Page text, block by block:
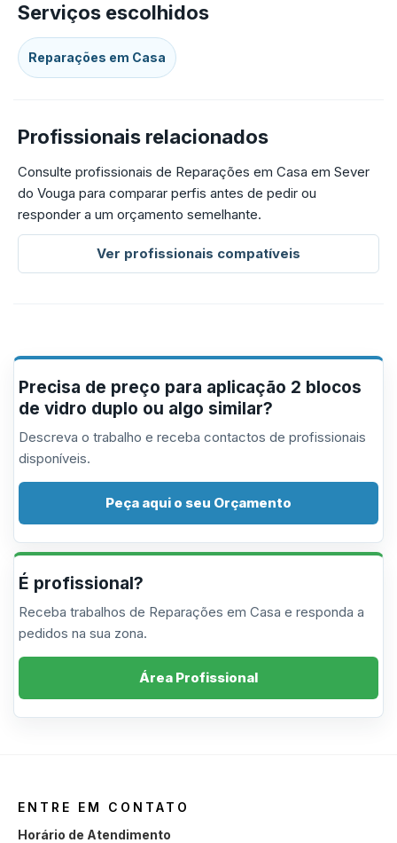
Serviços escolhidos
Reparações em Casa
Profissionais relacionados
Consulte profissionais de Reparações em Casa em Sever
do Vouga para comparar perfis antes de pedir ou
responder a um orçamento semelhante.
Ver profissionais compatíveis
Precisa de preço para aplicação 2 blocos
de vidro duplo ou algo similar?
Descreva o trabalho e receba contactos de profissionais
disponíveis.
Peça aqui o seu Orçamento
É profissional?
Receba trabalhos de Reparações em Casa e responda a
pedidos na sua zona.
Área Profissional
ENTRE EM CONTATO
Horário de Atendimento